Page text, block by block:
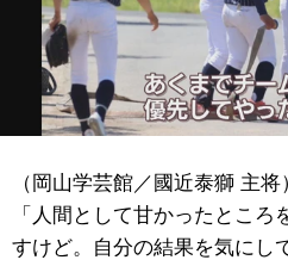
（岡山学芸館／國近泰獅 主将
「人間として甘かったとこ
すけど。自分の結果を気にし